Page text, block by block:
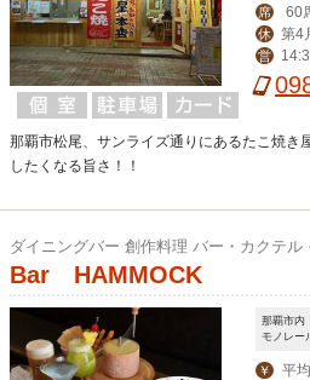
席 60
休 第4
営
3:30-
那覇市松尾、サンライズ通りにあるたこ焼き
したくなる旨さ！！
ダイニングバー 創作料理 バー・カクテル
Bar HAMMOCK
那覇市内
モノレー
￥ 平